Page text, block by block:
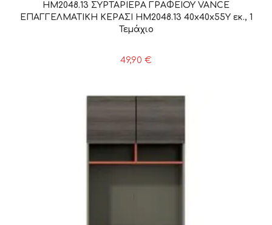
HM2048.13 ΣΥΡΤΑΡΙΕΡΑ ΓΡΑΦΕΙΟΥ VANCE
ΕΠΑΓΓΕΛΜΑΤΙΚΗ ΚΕΡΑΣΙ HM2048.13 40x40x55Y εκ., 1
Τεμάχιο
49,90 €